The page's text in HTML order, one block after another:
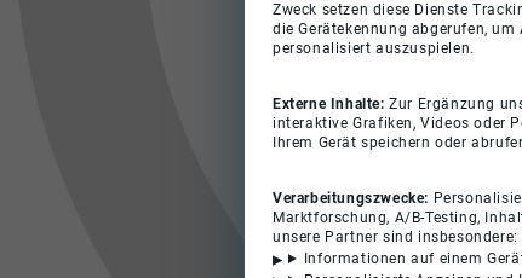
Zweck setzen diese Dienste
die Gerätekennung abgerufen,
personalisiert auszuspielen.
Externe Inhalte:Zur Ergänzung
interaktive Grafiken, Videos oder
Ihrem Gerät speichern oder
Verarbeitungszwecke:
Marktforschung, A/B-Testing,
unsere Partner sind insbesondere:
Informationen auf einem